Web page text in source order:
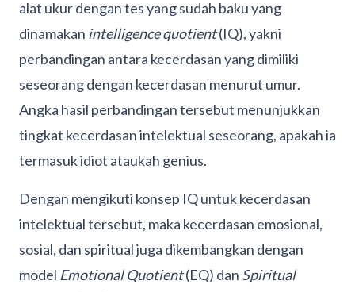
alat ukur dengan tes yang sudah baku yang
dinamakan intelligence quotient(IQ), yakni
perbandingan antara kecerdasan yang dimiliki
seseorang dengan kecerdasan menurut umur.
Angka hasil perbandingan tersebut menunjukkan
tingkat kecerdasan intelektual seseorang, apakah ia
termasuk idiot ataukah genius.
Dengan mengikuti konsep IQ untuk kecerdasan
intelektual tersebut, maka kecerdasan emosional,
sosial, dan spiritual juga dikembangkan dengan
model Emotional Quotient(EQ) dan Spiritual